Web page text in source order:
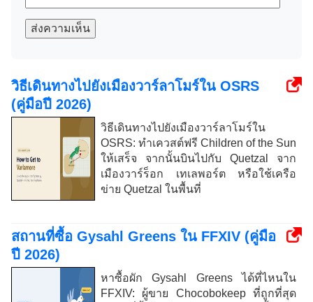
ส่งความเห็น
วิธีเดินทางไปยังเมืองวาร์ลาโมร์ใน OSRS
(คู่มือปี 2026)
วิธีเดินทางไปยังเมืองวาร์ลาโมร์ใน
OSRS: ทำเควสต์ฟรี Children of the Sun
ให้เสร็จ จากนั้นบินไปกับ Quetzal จาก
เมืองวาร์ร็อก เทเลพอร์ต หรือใช้เครือ
ข่าย Quetzal ในพื้นที่
สถานที่ซื้อ Gysahl Greens ใน FFXIV (คู่มือ
ปี 2026)
หาซื้อผัก Gysahl Greens ได้ที่ไหนใน
FFXIV: ผู้ขาย Chocobokeep ที่ถูกที่สุด